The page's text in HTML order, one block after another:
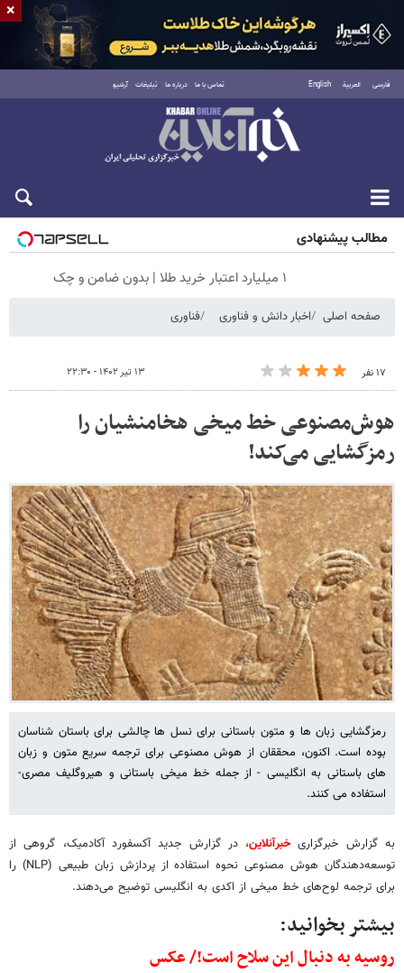
فارسی العربية English تماس با ما درباره ما تبلیغات آرشیو
شنبه ۱۷ مرداد ۱۴۰۵
مطالب پیشنهادی
۱ میلیارد اعتبار خرید طلا | بدون ضامن و چک
صفحه اصلی اخبار دانش و فناوری فناوری
۱۷ نفر ۱۳ تیر ۱۴۰۲ - ۲۲:۳۰
هوش‌مصنوعی خط میخی هخامنشیان را
رمزگشایی می‌کند!
رمزگشایی زبان ها و متون باستانی برای نسل ها چالشی برای باستان شناسان
بوده است. اکنون، محققان از هوش مصنوعی برای ترجمه سریع متون و زبان
های باستانی به انگلیسی - از جمله خط میخی باستانی و هیروگلیف مصری-
استفاده می کنند.
به گزارش خبرگزاریخبرآنلاین، در گزارش جدید آکسفورد آکادمیک، گروهی از
توسعه‌دهندگان هوش مصنوعی نحوه استفاده از پردازش زبان طبیعی (NLP) را
برای ترجمه لوح‌های خط میخی از اکدی به انگلیسی توضیح می‌دهند.
بیشتر بخوانید:
روسیه به دنبال این سلاح است!/ عکس
×